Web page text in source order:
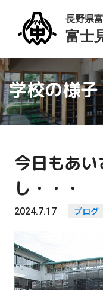
学校の様子
今日もあ
し・・・
2024.7.17 ブログ